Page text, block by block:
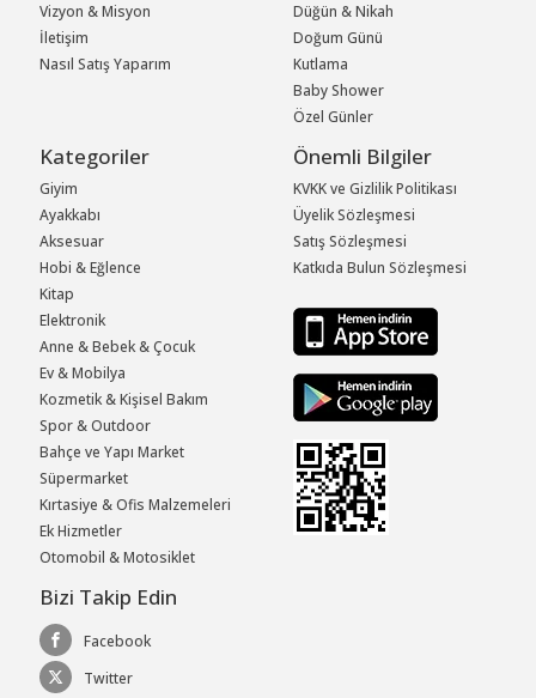
Vizyon & Misyon
İletişim
Nasıl Satış Yaparım
Düğün & Nikah
Doğum Günü
Kutlama
Baby Shower
Özel Günler
Kategoriler
Giyim
Ayakkabı
Aksesuar
Hobi & Eğlence
Kitap
Elektronik
Anne & Bebek & Çocuk
Ev & Mobilya
Kozmetik & Kişisel Bakım
Spor & Outdoor
Bahçe ve Yapı Market
Süpermarket
Kırtasiye & Ofis Malzemeleri
Ek Hizmetler
Otomobil & Motosiklet
Önemli Bilgiler
KVKK ve Gizlilik Politikası
Üyelik Sözleşmesi
Satış Sözleşmesi
Katkıda Bulun Sözleşmesi
Bizi Takip Edin
Facebook
Twitter